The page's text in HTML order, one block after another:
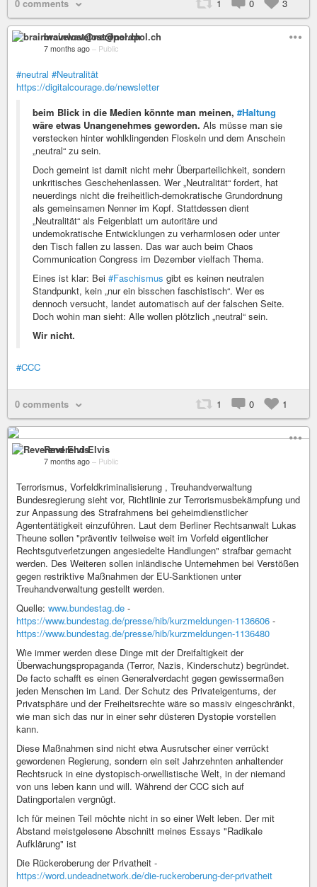
0 comments 1 0 3
brainwavelost@nerdpol.ch
7 months ago – Public
#neutral #Neutralität
https://digitalcourage.de/newsletter
beim Blick in die Medien könnte man meinen, #Haltung
wäre etwas Unangenehmes geworden. Als müsse man sie
verstecken hinter wohlklingenden Floskeln und dem Anschein
„neutral“ zu sein.
Doch gemeint ist damit nicht mehr Überparteilichkeit, sondern
unkritisches Geschehenlassen. Wer „Neutralität“ fordert, hat
neuerdings nicht die freiheitlich-demokratische Grundordnung
als gemeinsamen Nenner im Kopf. Stattdessen dient
„Neutralität“ als Feigenblatt um autoritäre und
undemokratische Entwicklungen zu verharmlosen oder unter
den Tisch fallen zu lassen. Das war auch beim Chaos
Communication Congress im Dezember vielfach Thema.
Eines ist klar: Bei #Faschismus gibt es keinen neutralen
Standpunkt, kein „nur ein bisschen faschistisch“. Wer es
dennoch versucht, landet automatisch auf der falschen Seite.
Doch wohin man sieht: Alle wollen plötzlich „neutral“ sein.
Wir nicht.
#CCC
0 comments 1 0 1
Reverend Elvis
7 months ago – Public
Terrorismus, Vorfeldkriminalisierung , Treuhandverwaltung
Bundesregierung sieht vor, Richtlinie zur Terrorismusbekämpfung und
zur Anpassung des Strafrahmens bei geheimdienstlicher
Agententätigkeit einzuführen. Laut dem Berliner Rechtsanwalt Lukas
Theune sollen "präventiv teilweise weit im Vorfeld eigentlicher
Rechtsgutverletzungen angesiedelte Handlungen" strafbar gemacht
werden. Des Weiteren sollen inländische Unternehmen bei Verstößen
gegen restriktive Maßnahmen der EU-Sanktionen unter
Treuhandverwaltung gestellt werden.
Quelle: www.bundestag.de -
https://www.bundestag.de/presse/hib/kurzmeldungen-1136606 -
https://www.bundestag.de/presse/hib/kurzmeldungen-1136480
Wie immer werden diese Dinge mit der Dreifaltigkeit der
Überwachungspropaganda (Terror, Nazis, Kinderschutz) begründet.
De facto schafft es einen Generalverdacht gegen gewissermaßen
jeden Menschen im Land. Der Schutz des Privateigentums, der
Privatsphäre und der Freiheitsrechte wäre so massiv eingeschränkt,
wie man sich das nur in einer sehr düsteren Dystopie vorstellen
kann.
Diese Maßnahmen sind nicht etwa Ausrutscher einer verrückt
gewordenen Regierung, sondern ein seit Jahrzehnten anhaltender
Rechtsruck in eine dystopisch-orwellistische Welt, in der niemand
von uns leben kann und will. Während der CCC sich auf
Datingportalen vergnügt.
Ich für meinen Teil möchte nicht in so einer Welt leben. Der mit
Abstand meistgelesene Abschnitt meines Essays "Radikale
Aufklärung" ist
Die Rückeroberung der Privatheit -
https://word.undeadnetwork.de/die-ruckeroberung-der-privatheit